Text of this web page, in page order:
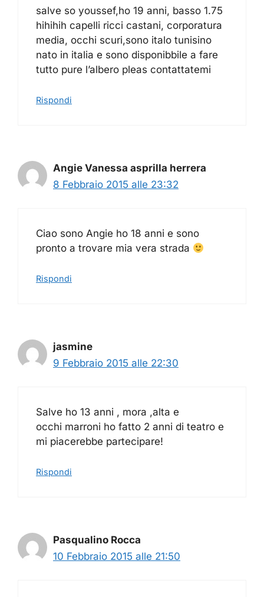
salve so youssef,ho 19 anni, basso 1.75
hihihih capelli ricci castani, corporatura
media, occhi scuri,sono italo tunisino
nato in italia e sono disponibbile a fare
tutto pure l’albero pleas contattatemi
Rispondi
Angie Vanessa asprilla herrera
8 Febbraio 2015 alle 23:32
Ciao sono Angie ho 18 anni e sono
pronto a trovare mia vera strada
Rispondi
jasmine
9 Febbraio 2015 alle 22:30
Salve ho 13 anni , mora ,alta e
occhi marroni ho fatto 2 anni di teatro e
mi piacerebbe partecipare!
Rispondi
Pasqualino Rocca
10 Febbraio 2015 alle 21:50